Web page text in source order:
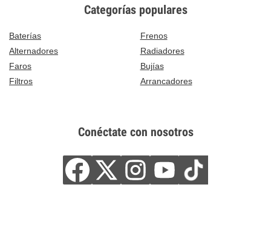
Categorías populares
Baterías
Frenos
Alternadores
Radiadores
Faros
Bujías
Filtros
Arrancadores
Conéctate con nosotros